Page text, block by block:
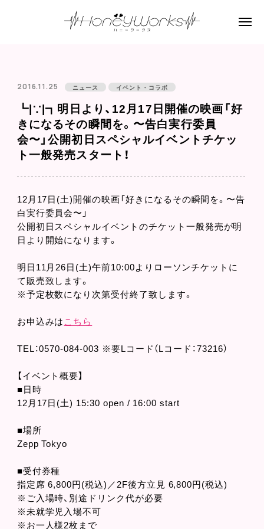
2016.11.25 ニュース イベント・コラボ
┗|∵|┓明日より、12月17日開催の映画「好
きになるその瞬間を。〜告白実行委員
会〜」公開初日スペシャルイベントチケッ
ト一般発売スタート！
12月17日(土)開催の映画「好きになるその瞬間を。〜告
白実行委員会〜」
公開初日スペシャルイベントのチケット一般発売が明
日より開始になります。
明日11月26日(土)午前10:00よりローソンチケットに
て販売致します。
※予定枚数になり次第受付終了致します。
お申込みは こちら
TEL：0570-084-003 ※要Lコード（Lコード：73216）
【イベント概要】
■日時
12月17日(土) 15:30 open / 16:00 start
■場所
Zepp Tokyo
■受付券種
指定席 6,800円(税込)／2F後方立見 6,800円(税込)
※ご入場時、別途ドリンク代が必要
※未就学児入場不可
※お一人様2枚まで